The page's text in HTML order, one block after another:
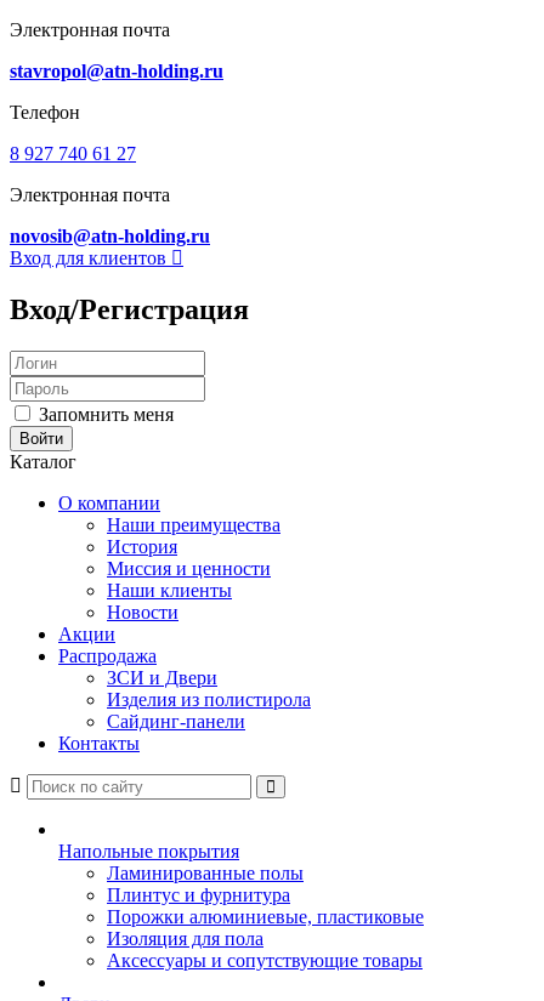
Электронная почта
stavropol@atn-holding.ru
Телефон
8 927 740 61 27
Электронная почта
novosib@atn-holding.ru
Вход для клиентов
Вход/Регистрация
Запомнить меня
Каталог
О компании
Наши преимущества
История
Миссия и ценности
Наши клиенты
Новости
Акции
Распродажа
ЗСИ и Двери
Изделия из полистирола
Сайдинг-панели
Контакты
Напольные покрытия
Ламинированные полы
Плинтус и фурнитура
Порожки алюминиевые, пластиковые
Изоляция для пола
Аксессуары и сопутствующие товары